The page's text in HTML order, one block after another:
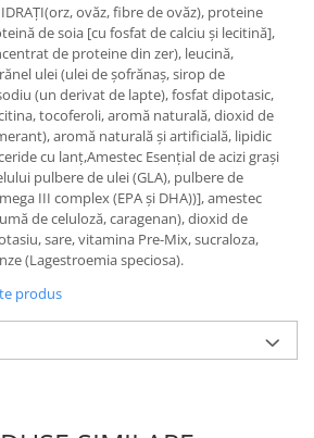
ovăz, fibre de ovăz), proteine
de soia [cu fosfat de calciu și lecitină],
de proteine ​​din zer), leucină,
ulei (ulei de șofrănaș, sirop de
(un derivat de lapte), fosfat dipotasic,
tocoferoli, aromă naturală, dioxid de
aromă naturală și artificială, lipidic
cu lanț,Amestec Esențial de acizi grași
pulbere de ulei (GLA), pulbere de
III complex (EPA și DHA))], amestec
de celuloză, caragenan), dioxid de
sare, vitamina Pre-Mix, sucraloza,
(Lagestroemia speciosa).
produs